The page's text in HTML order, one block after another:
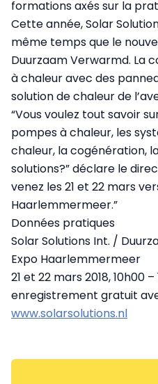
formations axés sur la
Cette année, Solar
même temps que le
Duurzaam Verwarmd. La
à chaleur avec des
solution de chaleur de
“Vous voulez tout savoir
pompes à chaleur, les
chaleur, la cogénération,
solutions?” déclare le
venez les 21 et 22 mars
Haarlemmermeer.”
Données pratiques
Solar Solutions Int. /
Expo Haarlemmermeer
21 et 22 mars 2018, 10h00 –
enregistrement gratuit
www.solarsolutions.nl